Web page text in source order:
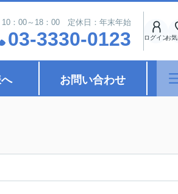
10：00～18：00 定休日：年末年始
03-3330-0123 ログインお気
お問い合わせ